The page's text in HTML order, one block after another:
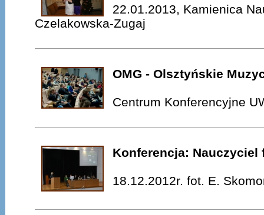
22.01.2013, Kamienica
Czelakowska-Zugaj
OMG - Olsztyńskie
Centrum Konferencyjne
Konferencja:
18.12.2012r. fot. E.